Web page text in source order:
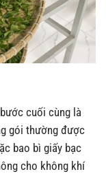
cuối cùng là
gói thường được
bao bì giấy bạc
cho không khí